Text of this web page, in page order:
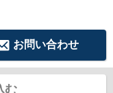
お問い合わせ
む